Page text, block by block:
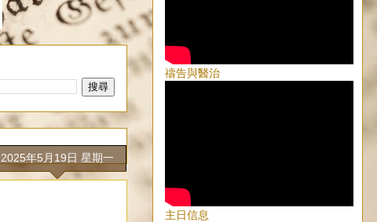
2025年5月19日 星期一
禱告與醫治
主日信息